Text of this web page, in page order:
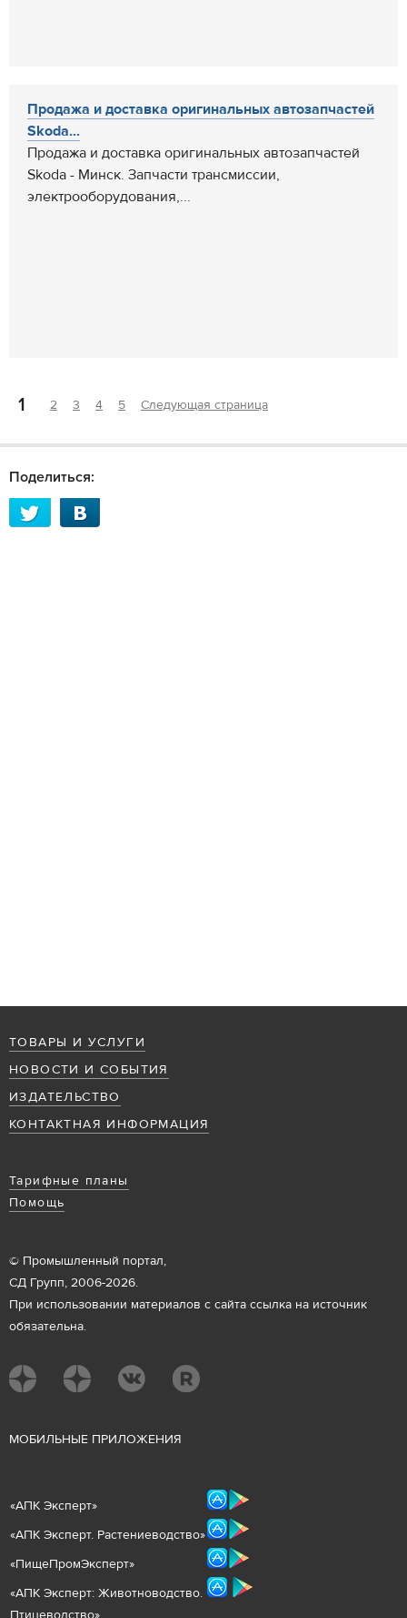
Продажа и доставка оригинальных автозапчастей
Skoda...
Продажа и доставка оригинальных автозапчастей
Skoda - Минск. Запчасти трансмиссии,
электрооборудования,...
1 2 3 4 5 Следующая страница
Поделиться:
ТОВАРЫ И УСЛУГИ
НОВОСТИ И СОБЫТИЯ
ИЗДАТЕЛЬСТВО
КОНТАКТНАЯ ИНФОРМАЦИЯ
Тарифные планы
Помощь
© Промышленный портал,
СД Групп, 2006-2026.
При использовании материалов с сайта ссылка на источник
обязательна.
МОБИЛЬНЫЕ ПРИЛОЖЕНИЯ
«АПК Эксперт»
«АПК Эксперт. Растениеводство»
«ПищеПромЭксперт»
«АПК Эксперт: Животноводство.